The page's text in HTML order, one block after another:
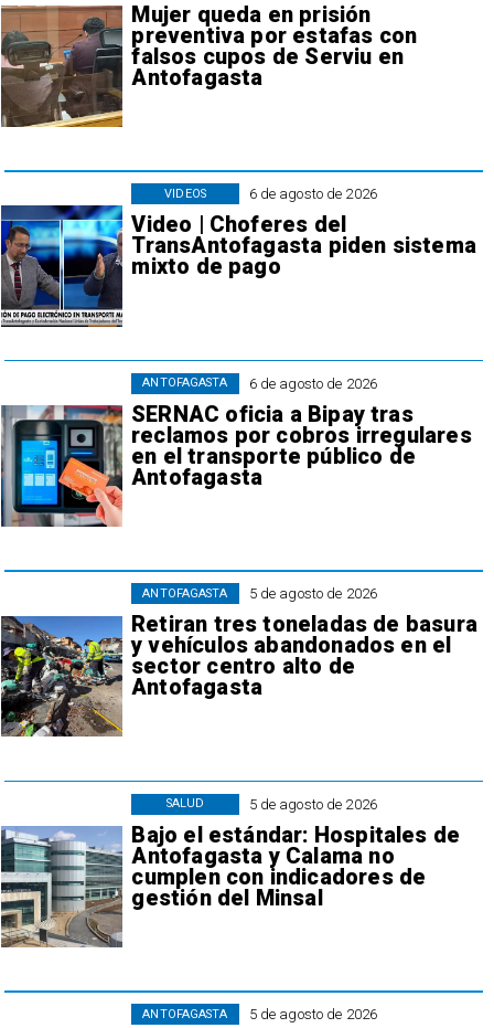
Mujer queda en prisión
preventiva por estafas con
falsos cupos de Serviu en
Antofagasta
6 de agosto de 2026
Video | Choferes del
TransAntofagasta piden sistema
mixto de pago
VIDEOS
6 de agosto de 2026
SERNAC oficia a Bipay tras
reclamos por cobros irregulares
en el transporte público de
Antofagasta
ANTOFAGASTA
5 de agosto de 2026
Retiran tres toneladas de basura
y vehículos abandonados en el
sector centro alto de
Antofagasta
ANTOFAGASTA
5 de agosto de 2026
Bajo el estándar: Hospitales de
Antofagasta y Calama no
cumplen con indicadores de
gestión del Minsal
SALUD
5 de agosto de 2026
ANTOFAGASTA